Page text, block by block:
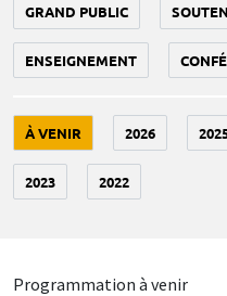
GRAND PUBLIC
ENSEIGNEMENT
À VENIR 2026
2023 2022
Programmation à venir